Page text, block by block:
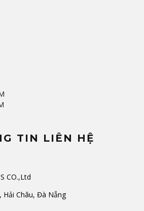
TIN LIÊN HỆ
CO.,Ltd
Châu, Đà Nẵng